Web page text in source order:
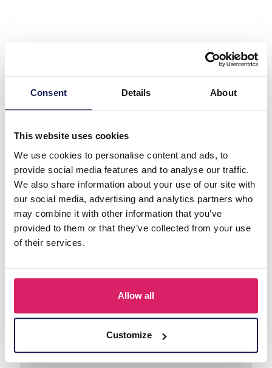
Consent Details About
This website uses cookies
We use cookies to personalise content and ads, to
provide social media features and to analyse our traffic.
We also share information about your use of our site with
our social media, advertising and analytics partners who
may combine it with other information that you’ve
provided to them or that they’ve collected from your use
of their services.
Allow all
Customize
J-C2.2 H918-012-1 Hair Clip Butterflies 7cm
Login voor prijzen